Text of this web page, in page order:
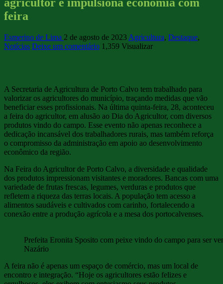
feira
Esmerino de Lima 2 de agosto de 2023 Agricultura, Destaque,
Notícias Deixe um comentário 1,359 Visualizar
A Secretaria de Agricultura de Porto Calvo tem trabalhado para
valorizar os agricultores do município, traçando medidas que vão
beneficiar esses profissionais. Na última quinta-feira, 28, aconteceu
a feira do agricultor, em alusão ao Dia do Agricultor, com diversos
produtos vindo do campo. Esse evento não apenas reconhece a
dedicação incansável dos trabalhadores rurais, mas também reforça
o compromisso da administração em apoio ao desenvolvimento
econômico da região.
Na Feira do Agricultor de Porto Calvo, a diversidade e qualidade
dos produtos impressionam visitantes e moradores. Bancas com uma
variedade de frutas frescas, legumes, verduras e produtos que
refletem a riqueza das terras locais. A população tem acesso a
alimentos saudáveis ​​e cultivados com carinho, fortalecendo a
conexão entre a produção agrícola e a mesa dos portocalvenses.
Prefeita Eronita Sposito com peixe vindo do campo para ser
Nazário
A feira não é apenas um espaço de comércio, mas um local de
encontro e integração. “Hoje os agricultores estão felizes e